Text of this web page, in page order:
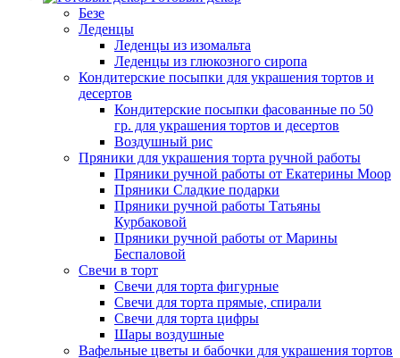
Безе
Леденцы
Леденцы из изомальта
Леденцы из глюкозного сиропа
Кондитерские посыпки для украшения тортов и
десертов
Кондитерские посыпки фасованные по 50
гр. для украшения тортов и десертов
Воздушный рис
Пряники для украшения торта ручной работы
Пряники ручной работы от Екатерины Моор
Пряники Сладкие подарки
Пряники ручной работы Татьяны
Курбаковой
Пряники ручной работы от Марины
Беспаловой
Свечи в торт
Свечи для торта фигурные
Свечи для торта прямые, спирали
Свечи для торта цифры
Шары воздушные
Вафельные цветы и бабочки для украшения тортов